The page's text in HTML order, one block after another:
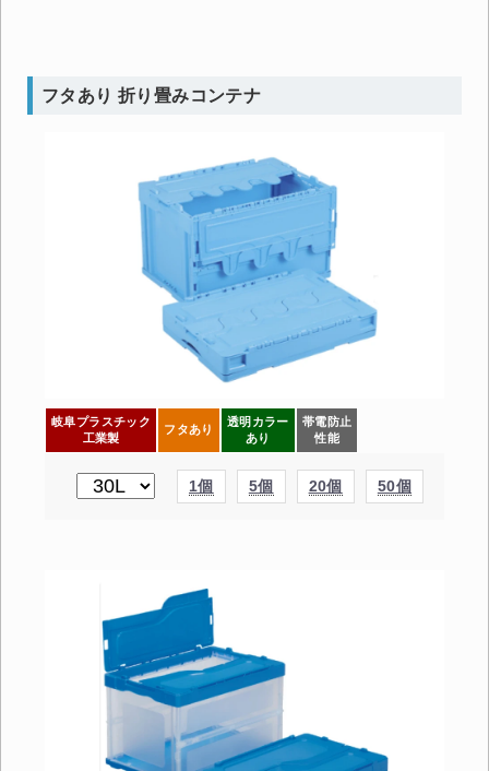
フタあり 折り畳みコンテナ
岐阜プラスチック
工業製
フタあり
透明カラー
あり
帯電防止
性能
1個 5個 20個 50個